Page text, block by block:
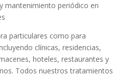
mantenimiento periódico en
particulares como para
clínicas, residencias,
hoteles, restaurantes y
Todos nuestros tratamientos